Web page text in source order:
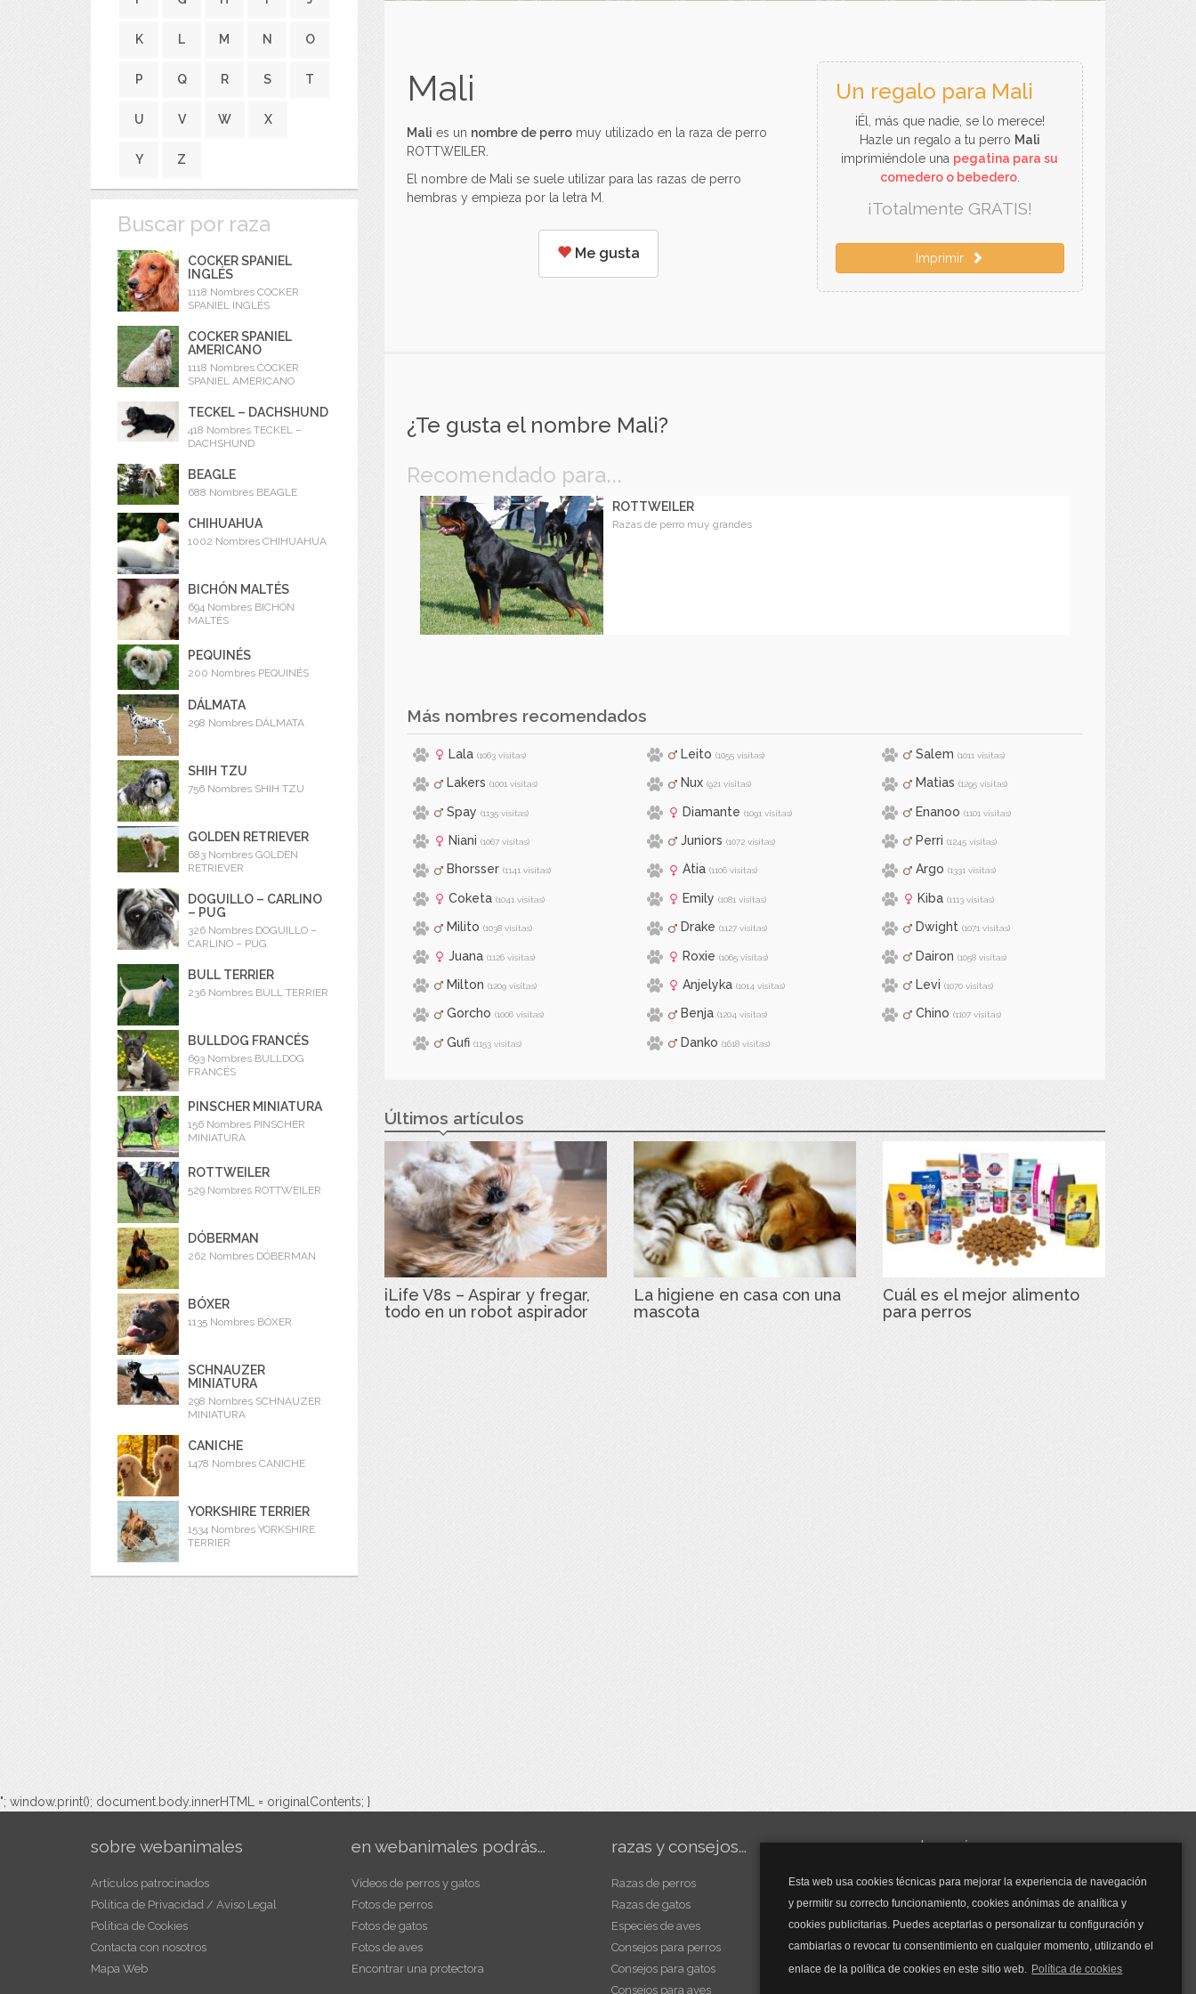
Esta web usa cookies técnicas para mejorar la experiencia de navegación
y permitir su correcto funcionamiento, cookies anónimas de analítica y
cookies publicitarias. Puedes aceptarlas o personalizar tu configuración y
cambiarlas o revocar tu consentimiento en cualquier momento, utilizando el
enlace de la política de cookies en este sitio web. Política de cookies
K L M N O
P Q R S T
U V W X
Y Z
Buscar por raza
COCKER SPANIEL
INGLÉS
1118 Nombres COCKER
SPANIEL INGLÉS
COCKER SPANIEL
AMERICANO
1118 Nombres COCKER
SPANIEL AMERICANO
TECKEL – DACHSHUND
418 Nombres TECKEL –
DACHSHUND
BEAGLE
688 Nombres BEAGLE
CHIHUAHUA
1002 Nombres CHIHUAHUA
BICHÓN MALTÉS
694 Nombres BICHÓN
MALTÉS
PEQUINÉS
200 Nombres PEQUINÉS
DÁLMATA
298 Nombres DÁLMATA
SHIH TZU
756 Nombres SHIH TZU
GOLDEN RETRIEVER
683 Nombres GOLDEN
RETRIEVER
DOGUILLO – CARLINO
– PUG
326 Nombres DOGUILLO –
CARLINO – PUG
BULL TERRIER
236 Nombres BULL TERRIER
BULLDOG FRANCÉS
693 Nombres BULLDOG
FRANCÉS
PINSCHER MINIATURA
156 Nombres PINSCHER
MINIATURA
ROTTWEILER
529 Nombres ROTTWEILER
DÓBERMAN
262 Nombres DÓBERMAN
BÓXER
1135 Nombres BÓXER
SCHNAUZER
MINIATURA
298 Nombres SCHNAUZER
MINIATURA
CANICHE
1478 Nombres CANICHE
YORKSHIRE TERRIER
1534 Nombres YORKSHIRE
TERRIER
Mali
Mali es un nombre de perro muy utilizado en la raza de perro
ROTTWEILER.
El nombre de Mali se suele utilizar para las razas de perro
hembras y empieza por la letra M.
Me gusta
Un regalo para Mali
¡Él, más que nadie, se lo merece!
Hazle un regalo a tu perro Mali
imprimiéndole una pegatina para su
comedero o bebedero.
¡Totalmente GRATIS!
Imprimir
¿Te gusta el nombre Mali?
Recomendado para...
ROTTWEILER
Razas de perro muy grandes
Más nombres recomendados
Lala (1063 visitas) Leito (1055 visitas) Salem (1011 visitas)
Lakers (1001 visitas) Nux (921 visitas) Matias (1295 visitas)
Spay (1135 visitas) Diamante (1091 visitas) Enanoo (1101 visitas)
Niani (1067 visitas) Juniors (1072 visitas) Perri (1245 visitas)
Bhorsser (1141 visitas) Atia (1106 visitas) Argo (1331 visitas)
Coketa (1041 visitas) Emily (1081 visitas) Kiba (1113 visitas)
Milito (1038 visitas) Drake (1127 visitas) Dwight (1071 visitas)
Juana (1126 visitas) Roxie (1065 visitas) Dairon (1058 visitas)
Milton (1209 visitas) Anjelyka (1014 visitas) Levi (1070 visitas)
Gorcho (1006 visitas) Benja (1204 visitas) Chino (1107 visitas)
Gufi (1153 visitas) Danko (1618 visitas)
Últimos artículos
iLife V8s – Aspirar y fregar,
todo en un robot aspirador
La higiene en casa con una
mascota
Cuál es el mejor alimento
para perros
"; window.print(); document.body.innerHTML = originalContents; }
sobre webanimales
Artículos patrocinados
Política de Privacidad / Aviso Legal
Política de Cookies
Contacta con nosotros
Mapa Web
en webanimales podrás...
Vídeos de perros y gatos
Fotos de perros
Fotos de gatos
Fotos de aves
Encontrar una protectora
razas y consejos...
Razas de perros
Razas de gatos
Especies de aves
Consejos para perros
Consejos para gatos
Consejos para aves
y mucho más...
Mascarillas
Mascarillas FFP2
Mascarillas FFP3
Bolsos
Bolsos Tous